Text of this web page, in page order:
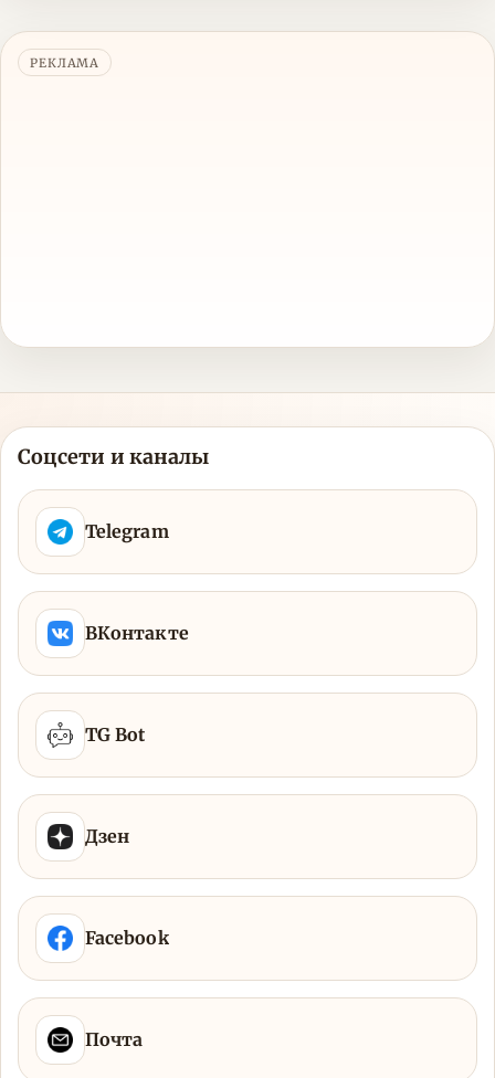
РЕКЛАМА
Соцсети и каналы
Telegram
ВКонтакте
TG Bot
Дзен
Facebook
Почта